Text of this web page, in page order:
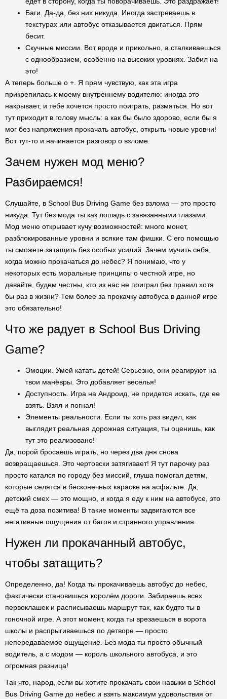
Баги. Да-да, без них никуда. Иногда застреваешь в
текстурах или автобус отказывается двигаться. Прям
бесит.
Скучные миссии. Вот вроде и прикольно, а сталкиваешься
с однообразием, особенно на высоких уровнях. Забил на
это!
А теперь больше о +. Я прям чувствую, как эта игра
прикрепилась к моему внутреннему водителю: иногда это
накрывает, и тебе хочется просто поиграть, размяться. Но вот
тут приходит в голову мысль: а как бы было здорово, если бы я
мог без напряжения прокачать автобус, открыть новые уровни!
Вот тут-то и начинается разговор о взломе.
Зачем нужен мод меню?
Разбираемся!
Слушайте, в School Bus Driving Game без взлома — это просто
никуда. Тут без мода ты как лошадь с завязанными глазами.
Мод меню открывает кучу возможностей: много монет,
разблокированные уровни и всякие там фишки. С его помощью
ты сможете затащить без особых усилий. Зачем мучить себя,
когда можно прокачаться до небес? Я понимаю, что у
некоторых есть моральные принципы о честной игре, но
давайте, будем честны, кто из нас не поиграл без правил хотя
бы раз в жизни? Тем более за прокачку автобуса в данной игре
это обязательно!
Что же радует в School Bus Driving
Game?
Эмоции. Умей катать детей! Серьезно, они реагируют на
твои манёвры. Это добавляет веселья!
Доступность. Игра на Андроид, не придется искать, где ее
взять. Взял и погнал!
Элементы реальности. Если ты хоть раз видел, как
выглядит реальная дорожная ситуация, ты оценишь, как
тут это реализовано!
Да, порой бросаешь играть, но через два дня снова
возвращаешься. Это чертовски затягивает! Я тут парочку раз
просто катался по городу без миссий, глуша помогал детям,
которые селятся в бесконечных караоке на асфальте. Да,
детский смех — это мощно, и когда я еду к ним на автобусе, это
ещё та доза позитива! В такие моменты задвигаются все
негативные ощущения от багов и странного управления.
Нужен ли прокачанный автобус,
чтобы затащить?
Определенно, да! Когда ты прокачиваешь автобус до небес,
фактически становишься королём дороги. Забираешь всех
первоклашек и расписываешь маршрут так, как будто ты в
гоночной игре. А этот момент, когда ты врезаешься в ворота
школы и распрыгиваешься по детворе — просто
непередаваемое ощущение. Без мода ты просто обычный
водитель, а с модом — король школьного автобуса, и это
огромная разница!
Так что, народ, если вы хотите прокачать свои навыки в School
Bus Driving Game до небес и взять максимум удовольствия от